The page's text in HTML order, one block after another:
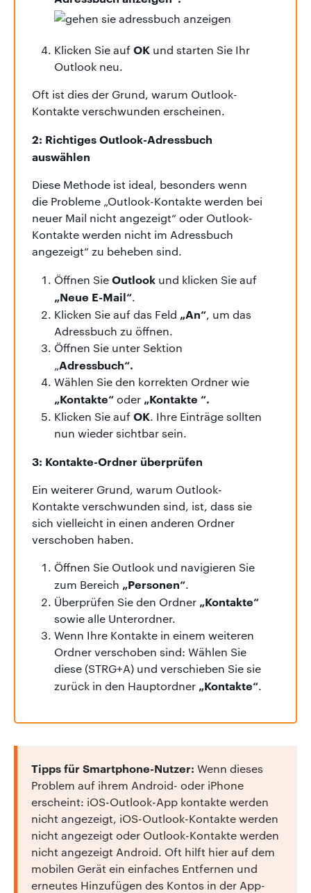
Klicken Sie aufOK und starten Sie Ihr
Outlook neu.
Oft ist dies der Grund, warum Outlook-
Kontakte verschwunden erscheinen.
2: Richtiges Outlook-Adressbuch
auswählen
Diese Methode ist ideal, besonders wenn
die Probleme „Outlook-Kontakte werden bei
neuer Mail nicht angezeigt“ oder Outlook-
Kontakte werden nicht im Adressbuch
angezeigt“ zu beheben sind.
Öffnen SieOutlook und klicken Sie auf
„Neue E-Mail“.
Klicken Sie auf das Feld „An“, um das
Adressbuch zu öffnen.
Öffnen Sie unter Sektion
„Adressbuch“.
Wählen Sie den korrekten Ordner wie
„Kontakte“oder „Kontakte “.
Klicken Sie aufOK. Ihre Einträge sollten
nun wieder sichtbar sein.
3: Kontakte-Ordner überprüfen
Ein weiterer Grund, warum Outlook-
Kontakte verschwunden sind, ist, dass sie
sich vielleicht in einen anderen Ordner
verschoben haben.
Öffnen Sie Outlook und navigieren Sie
zum Bereich „Personen“.
Überprüfen Sie den Ordner „Kontakte“
sowie alle Unterordner.
Wenn Ihre Kontakte in einem weiteren
Ordner verschoben sind: Wählen Sie
diese (STRG+A) und verschieben Sie sie
zurück in den Hauptordner „Kontakte“.
Tipps für Smartphone-Nutzer: Wenn dieses
Problem auf ihrem Android- oder iPhone
erscheint: iOS-Outlook-App kontakte werden
nicht angezeigt, iOS-Outlook-Kontakte werden
nicht angezeigt oder Outlook-Kontakte werden
nicht angezeigt Android. Oft hilft hier auf dem
mobilen Gerät ein einfaches Entfernen und
erneutes Hinzufügen des Kontos in der App-